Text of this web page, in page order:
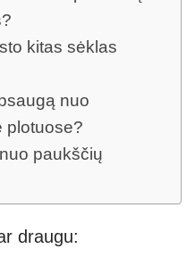
kitas sėklas
nuo
plotuose?
paukščių
draugu: